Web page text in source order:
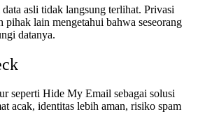
asli tidak langsung terlihat. Privasi
pihak lain mengetahui bahwa seseorang
datanya.
seperti Hide My Email sebagai solusi
acak, identitas lebih aman, risiko spam